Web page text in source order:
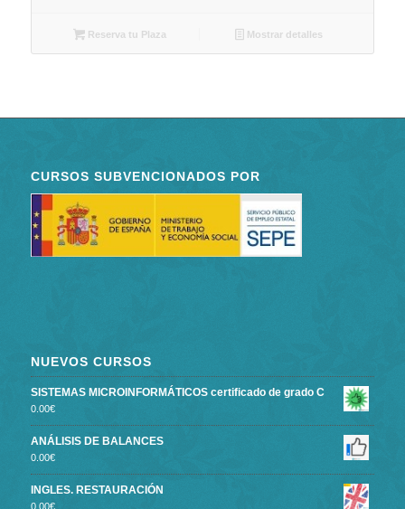
Reserva tu Plaza Mostrar detalles
CURSOS SUBVENCIONADOS POR
NUEVOS CURSOS
SISTEMAS MICROINFORMÁTICOS certificado de grado C
0.00€
ANÁLISIS DE BALANCES
0.00€
INGLES. RESTAURACIÓN
0.00€